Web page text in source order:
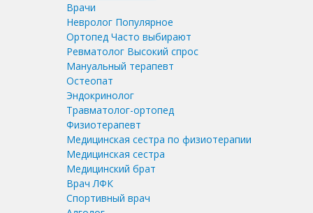
Врачи
Невролог Популярное
Ортопед Часто выбирают
Ревматолог Высокий спрос
Мануальный терапевт
Остеопат
Эндокринолог
Травматолог-ортопед
Физиотерапевт
Медицинская сестра по физиотерапии
Медицинская сестра
Медицинский брат
Врач ЛФК
Спортивный врач